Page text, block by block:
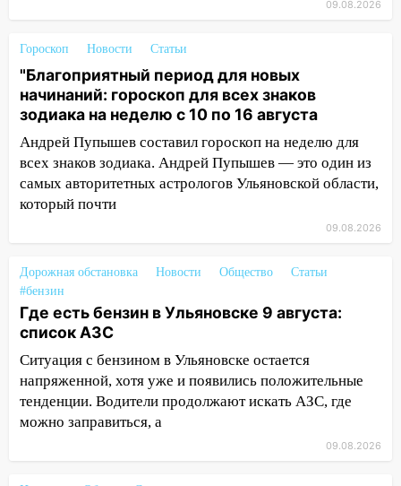
В Заволжском районе дерево
13:08
сорванные крыши, поваленные деревья,
затопленные улицы и остановившиеся
трамваи
12:17 Ульяновск накрыл крупный град:
после ливня город снова уходит под
воду
Прокуратура взяла на контроль
Федерации
12:01
шестилетнего ребёнка на улице
Федерации: возбуждено уголовное дело
11:16 В Ульяновске ищут 37-летнего
мужчину, пропавшего ещё 19 июля
10:30
От мотофристайла до прогулки с
09.08.2026
Гороскоп Новости Статьи
"Благоприятный период для новых
начинаний: гороскоп для всех знаков
зодиака на неделю с 10 по 16 августа
Андрей Пупышев составил гороскоп на неделю для
всех знаков зодиака. Андрей Пупышев — это один из
самых авторитетных астрологов Ульяновской области,
который почти
09.08.2026
Дорожная обстановка Новости Общество
Статьи
#бензин
Где есть бензин в Ульяновске 9 августа:
список АЗС
Ситуация с бензином в Ульяновске остается
напряженной, хотя уже и появились положительные
тенденции. Водители продолжают искать АЗС, где
можно заправиться, а
09.08.2026